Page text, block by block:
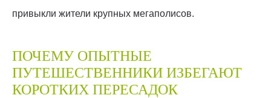
привыкли жители крупных мегаполисов.
ПОЧЕМУ ОПЫТНЫЕ
ПУТЕШЕСТВЕННИКИ ИЗБЕГАЮТ
КОРОТКИХ ПЕРЕСАДОК